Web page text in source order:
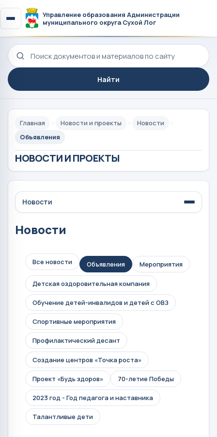
Управление образования Администрации
муниципального округа Сухой Лог
Поиск по сайту
Найти
Главная Новости и проекты
Новости
Объявления
НОВОСТИ И ПРОЕКТЫ
Новости
Новости
Все новости Объявления Мероприятия
Детская оздоровительная компания
Обучение детей-инвалидов и детей с ОВЗ
Спортивные мероприятия
Профилактический десант
Создание центров «Точка роста»
Проект «Будь здоров» 70-летие Победы
2023 год - Год педагога и наставника
Талантливые дети